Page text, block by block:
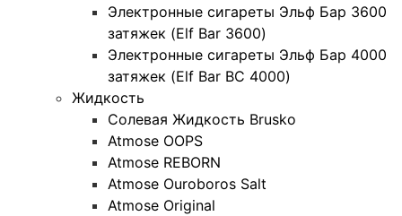
Электронные сигареты Эльф Бар 3600
затяжек (Elf Bar 3600)
Электронные сигареты Эльф Бар 4000
затяжек (Elf Bar BC 4000)
Жидкость
Солевая Жидкость Brusko
Atmose OOPS
Atmose REBORN
Atmose Ouroboros Salt
Atmose Original